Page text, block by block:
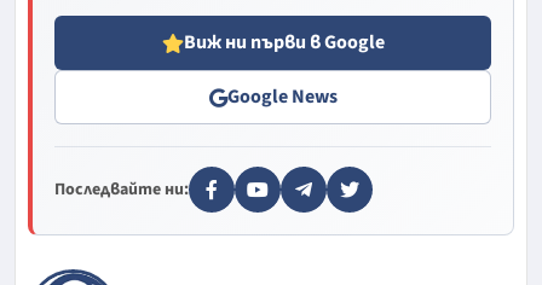
Виж ни първи в Google
Google News
Последвайте ни: